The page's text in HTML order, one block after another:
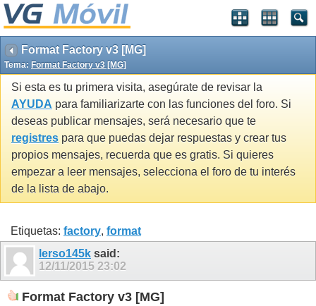
Format Factory v3 [MG]
Tema: Format Factory v3 [MG]
Si esta es tu primera visita, asegúrate de revisar la
AYUDA para familiarizarte con las funciones del foro. Si
deseas publicar mensajes, será necesario que te
registres para que puedas dejar respuestas y crear tus
propios mensajes, recuerda que es gratis. Si quieres
empezar a leer mensajes, selecciona el foro de tu interés
de la lista de abajo.
Etiquetas: factory, format
lerso145k said:
12/11/2015 23:02
Format Factory v3 [MG]